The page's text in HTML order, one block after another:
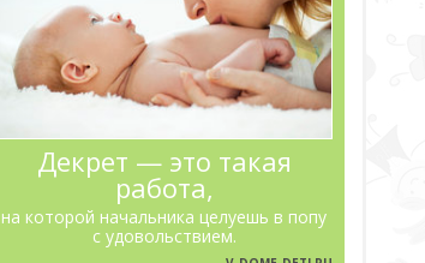
Декрет — это такая
работа,
на которой начальника целуешь в попу
с удовольствием.